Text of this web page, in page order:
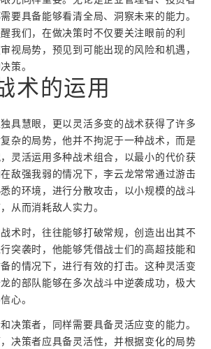
要具备能够看清全局、洞察未来的能力。
我们，在做决策时不仅要关注眼前的利
视局势，预见到可能出现的风险和机遇，
策。
术的运用
具慧眼，更以灵活多变的战术获得了许多
杂的局势，他并不拘泥于一种战术，而是
灵活运用多种战术组合，以最小的代价获
敌强我弱的情况下，李云龙常常通过游击
的环境，进行分散攻击，以小规模的战斗
从而消耗敌人实力。
术时，往往能够打破常规，创造出出其不
突袭时，他能够凭借战士们的高超技能和
的情况下，进行有效的打击。这种灵活变
的部队能够在多次战斗中逆袭成功，极大
心。
决策者，同样需要具备灵活应变的能力。
决策者应具备灵活性，并根据变化的局势